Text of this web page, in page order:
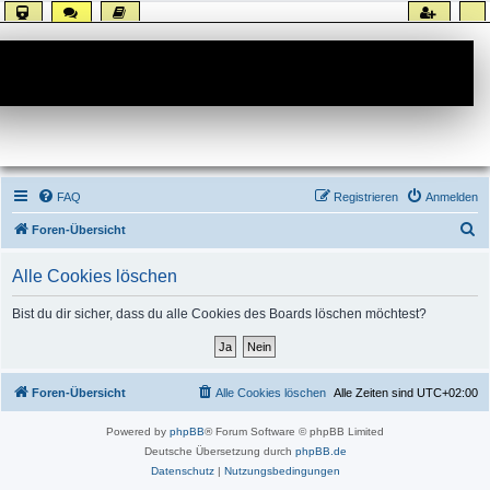
FAQ Anmelden
Registrieren
Foren-Übersicht
Alle Cookies löschen
Bist du dir sicher, dass du alle Cookies des Boards löschen möchtest?
Foren-Übersicht Alle Zeiten sind UTC+02:00
Alle Cookies löschen
Powered by phpBB® Forum Software © phpBB Limited
Deutsche Übersetzung durch phpBB.de
Datenschutz| Nutzungsbedingungen